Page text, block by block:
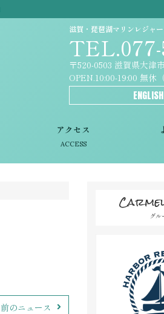
アクセス
ACCESS
滋賀・琵琶湖マリンレジャ
TEL.077-
〒520-0503 滋賀県大津
OPEN.10:00-19:00 無休
前のニュース
グル